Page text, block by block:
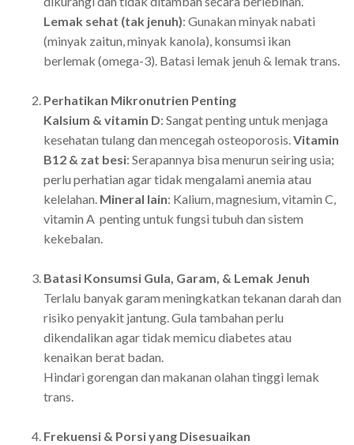
Lemak sehat (tak jenuh): Gunakan minyak nabati
(minyak zaitun, minyak kanola), konsumsi ikan
berlemak (omega-3). Batasi lemak jenuh & lemak trans.
Perhatikan Mikronutrien Penting
Kalsium & vitamin D: Sangat penting untuk menjaga
kesehatan tulang dan mencegah osteoporosis.Vitamin
B12 & zat besi: Serapannya bisa menurun seiring usia;
perlu perhatian agar tidak mengalami anemia atau
kelelahan. Mineral lain: Kalium, magnesium, vitamin C,
vitamin A penting untuk fungsi tubuh dan sistem
kekebalan.
Batasi Konsumsi Gula, Garam, & Lemak Jenuh
Terlalu banyak garam meningkatkan tekanan darah dan
risiko penyakit jantung. Gula tambahan perlu
dikendalikan agar tidak memicu diabetes atau
kenaikan berat badan.
Hindari gorengan dan makanan olahan tinggi lemak
trans.
Frekuensi & Porsi yang Disesuaikan